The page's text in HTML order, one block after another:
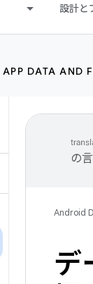
設計と
APP DATA AND
の
Android
デ